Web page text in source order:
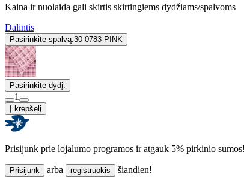
Kaina ir nuolaida gali skirtis skirtingiems dydžiams/spalvoms
Dalintis
Pasirinkite spalvą:30-0783-PINK
Pasirinkite dydį:
1
Į krepšelį
Prisijunk prie lojalumo programos ir atgauk 5% pirkinio sumos!
Prisijunk arba registruokis šiandien!